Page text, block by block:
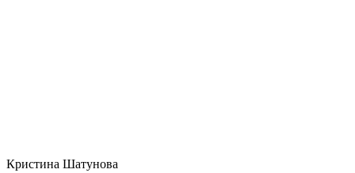
Кристина Шатунова